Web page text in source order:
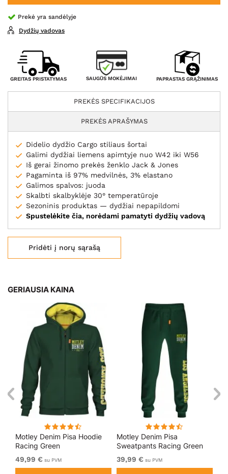
Prekė yra sandėlyje
Dydžių vadovas
GREITAS PRISTATYMAS SAUGŪS MOKĖJIMAI PAPRASTAS GRĄŽINIMAS
PREKĖS SPECIFIKACIJOS
PREKĖS APRAŠYMAS
Didelio dydžio Cargo stiliaus šortai
Galimi dydžiai liemens apimtyje nuo W42 iki W56
Iš gerai žinomo prekės ženklo Jack & Jones
Pagaminta iš 97% medvilnės, 3% elastano
Galimos spalvos: juoda
Skalbti skalbyklėje 30° temperatūroje
Sezoninis produktas — dydžiai nepapildomi
Spustelėkite čia, norėdami pamatyti dydžių vadovą
Pridėti į norų sąrašą
GERIAUSIA KAINA
Motley Denim Pisa Hoodie
Racing Green
49,99 € su PVM
Motley Denim Pisa
Sweatpants Racing Green
39,99 € su PVM